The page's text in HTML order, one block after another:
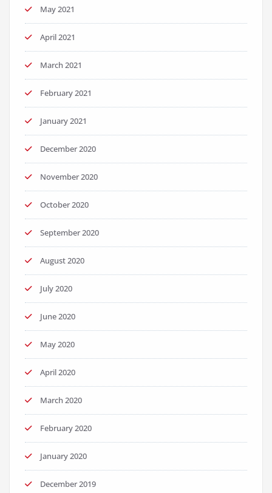
May 2021
April 2021
March 2021
February 2021
January 2021
December 2020
November 2020
October 2020
September 2020
August 2020
July 2020
June 2020
May 2020
April 2020
March 2020
February 2020
January 2020
December 2019